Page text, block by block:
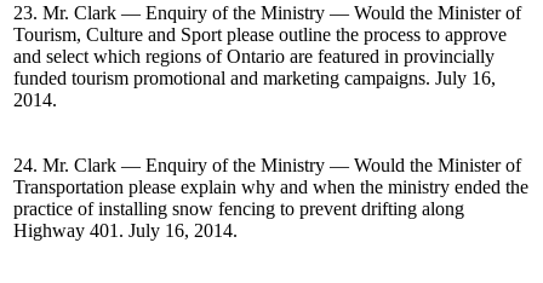
23. Mr. Clark — Enquiry of the Ministry — Would the Minister of
Tourism, Culture and Sport please outline the process to approve
and select which regions of Ontario are featured in provincially
funded tourism promotional and marketing campaigns. July 16,
2014.
24. Mr. Clark — Enquiry of the Ministry — Would the Minister of
Transportation please explain why and when the ministry ended the
practice of installing snow fencing to prevent drifting along
Highway 401. July 16, 2014.